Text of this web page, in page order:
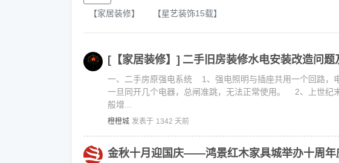
【家居装修】
【星艺装饰15载】
[【家居装修】] 二手旧房装修水电安装改造问题
一、二手房原强电系统 1、强电照明与插座共用一个回路，
一旦同开几个电器，总闸准跳，无法正常使用。 2、上世纪
般增...
橙橙城 发表于 1342 天前
金秋十月迎国庆——鸿景红木家具城举办十周年